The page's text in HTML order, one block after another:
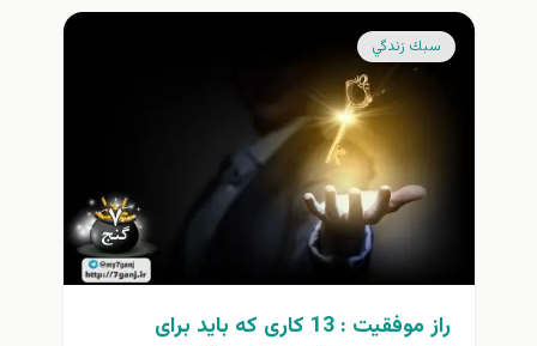
سبك زندگي
راز موفقیت : 13 کاری که باید برای